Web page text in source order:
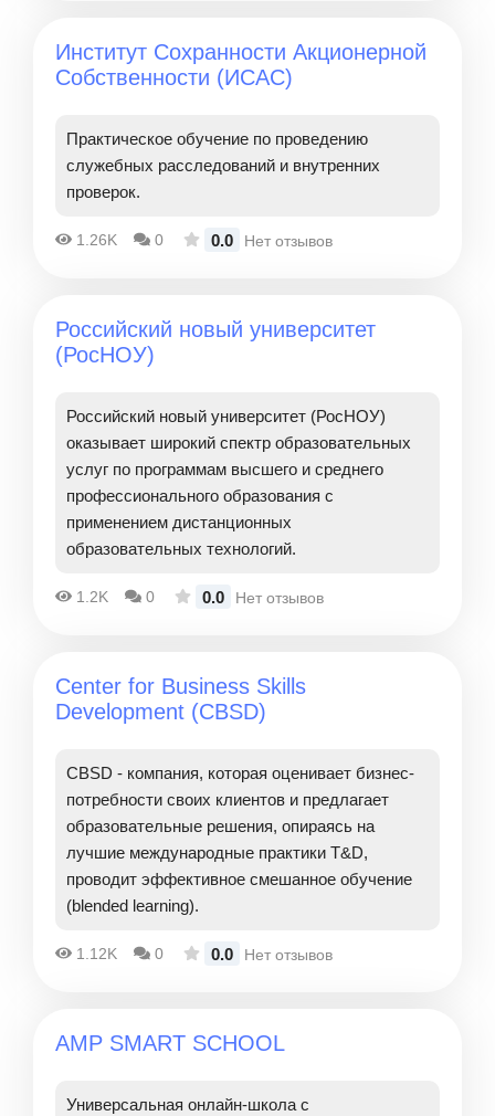
Институт Сохранности Акционерной
Собственности (ИСАС)
Практическое обучение по проведению
служебных расследований и внутренних
проверок.
1.26K 0 0.0 Нет отзывов
Российский новый университет
(РосНОУ)
Российский новый университет (РосНОУ)
оказывает широкий спектр образовательных
услуг по программам высшего и среднего
профессионального образования с
применением дистанционных
образовательных технологий.
1.2K 0 0.0 Нет отзывов
Center for Business Skills
Development (CBSD)
CBSD - компания, которая оценивает бизнес-
потребности своих клиентов и предлагает
образовательные решения, опираясь на
лучшие международные практики T&D,
проводит эффективное смешанное обучение
(blended learning).
1.12K 0 0.0 Нет отзывов
АМР SMART SCHOOL
Универсальная онлайн-школа с